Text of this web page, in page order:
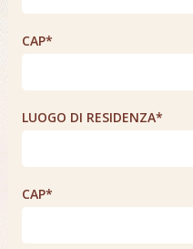
CAP*
LUOGO DI RESIDENZA*
CAP*